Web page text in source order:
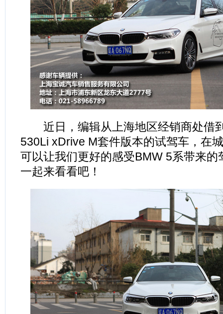
近日，编辑从上海地区经销商处借
530Li xDrive M套件版本的试驾车，在
可以让我们更好的感受BMW 5系带来的
一起来看看吧！